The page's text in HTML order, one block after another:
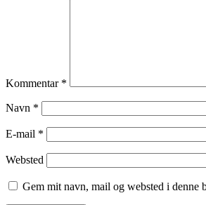
Kommentar *
Navn *
E-mail *
Websted
Gem mit navn, mail og websted i denne